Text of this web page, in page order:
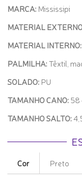
MARCA: Mississipi
MATERIAL
MATERIAL INTERNO:
PALMILHA:Têxtil,
SOLADO: PU
TAMANHO CANO: 58
TAMANHO SALTO:
Cor Preto